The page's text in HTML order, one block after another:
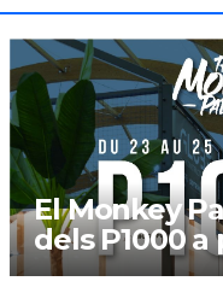
El Monkey
dels P1000
gener